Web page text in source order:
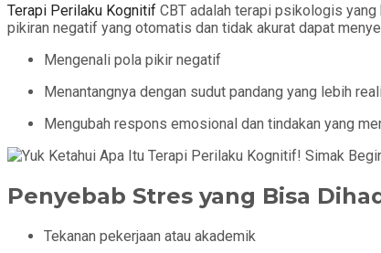
Terapi Perilaku Kognitif CBT adalah terapi psikologis
pikiran negatif yang otomatis dan tidak akurat dapat
Mengenali pola pikir negatif
Menantangnya dengan sudut pandang yang lebih
Mengubah respons emosional dan tindakan yang
Penyebab Stres yang Bisa
Tekanan pekerjaan atau akademik